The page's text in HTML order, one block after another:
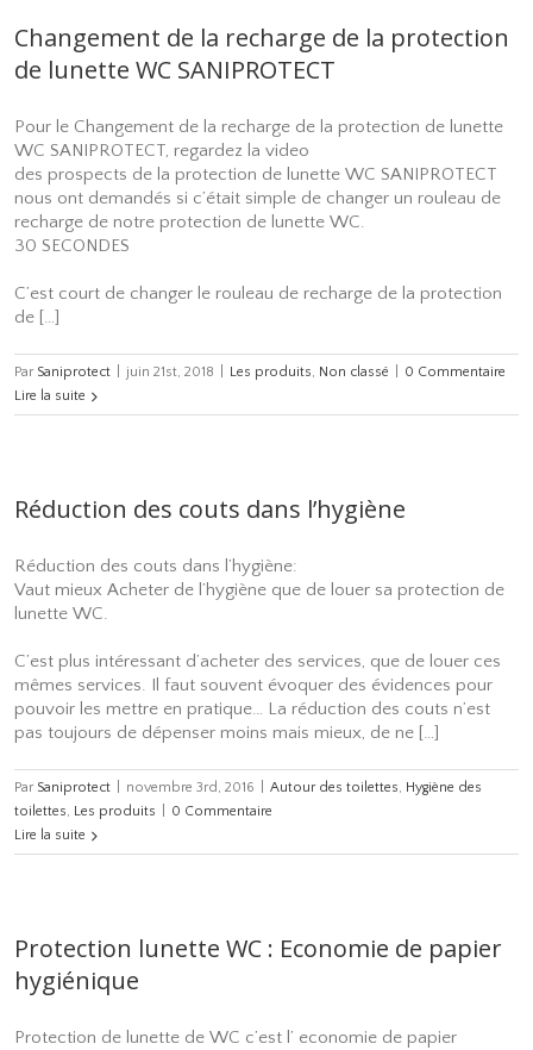
Changement de la recharge de la protection
de lunette WC SANIPROTECT
Pour le Changement de la recharge de la protection de lunette
WC SANIPROTECT, regardez la video
des prospects de la protection de lunette WC SANIPROTECT
nous ont demandés si c’était simple de changer un rouleau de
recharge de notre protection de lunette WC.
30 SECONDES
C’est court de changer le rouleau de recharge de la protection
de […]
Par Saniprotect juin 21st, 2018 Les produits, Non classé
0 Commentaire
Lire la suite
Réduction des couts dans l’hygiène
Réduction des couts dans l’hygiène:
Vaut mieux Acheter de l’hygiène que de louer sa protection de
lunette WC.
C’est plus intéressant d’acheter des services, que de louer ces
mêmes services. Il faut souvent évoquer des évidences pour
pouvoir les mettre en pratique… La réduction des couts n’est
pas toujours de dépenser moins mais mieux, de ne […]
Par Saniprotect novembre 3rd, 2016 Autour des toilettes, Hygiène des
toilettes, Les produits
0 Commentaire
Lire la suite
Protection lunette WC : Economie de papier
hygiénique
Protection de lunette de WC c’est l’ economie de papier